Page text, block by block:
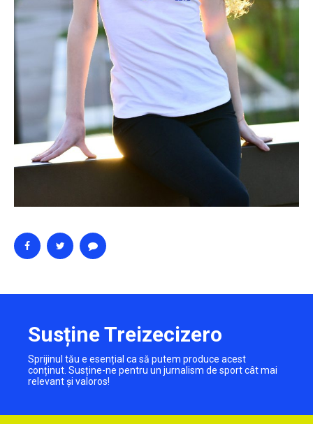
Susține Treizecizero
Sprijinul tău e esențial ca să putem produce acest
conținut. Susține-ne pentru un jurnalism de sport cât mai
relevant și valoros!